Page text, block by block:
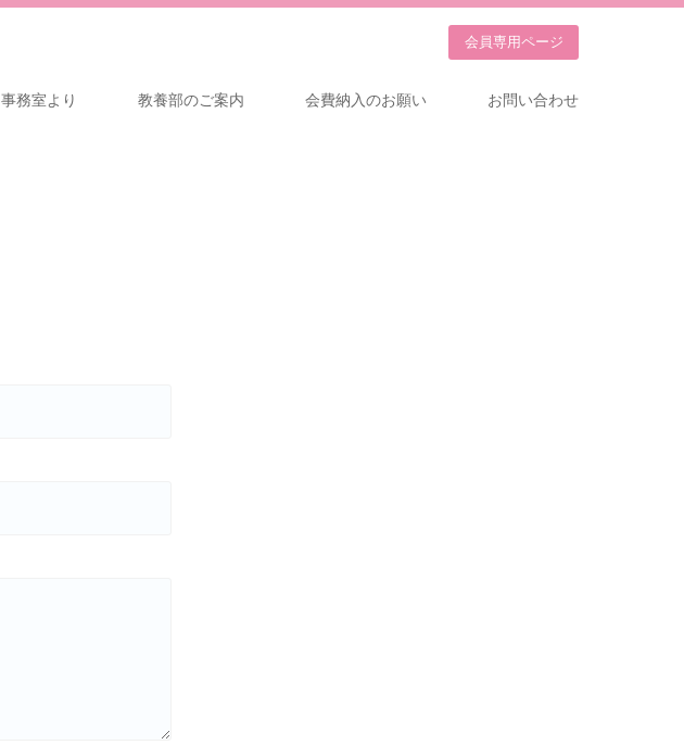
事務室より 教養部のご案内 会費納入のお願い お問い合わせ
会員専用ページ